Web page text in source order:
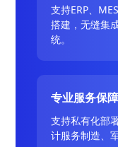
支持ERP、
搭建，无缝集
统。
专业服务保障
支持私有化部
计服务制造、